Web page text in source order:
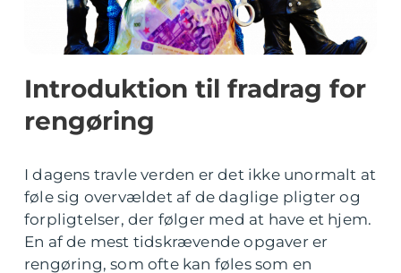
Introduktion til fradrag for
rengøring
I dagens travle verden er det ikke unormalt at
føle sig overvældet af de daglige pligter og
forpligtelser, der følger med at have et hjem.
En af de mest tidskrævende opgaver er
rengøring, som ofte kan føles som en